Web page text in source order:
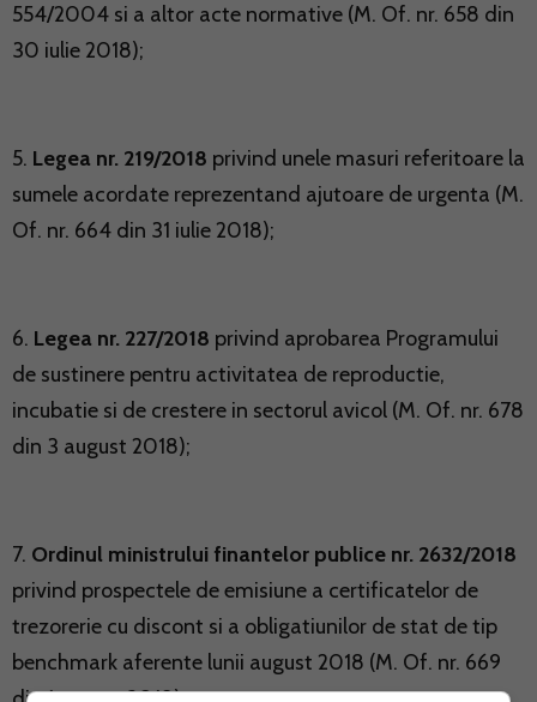
554/2004 si a altor acte normative (M. Of. nr. 658 din
30 iulie 2018);
5. Legea nr. 219/2018 privind unele masuri referitoare la
sumele acordate reprezentand ajutoare de urgenta (M.
Of. nr. 664 din 31 iulie 2018);
6. Legea nr. 227/2018 privind aprobarea Programului
de sustinere pentru activitatea de reproductie,
incubatie si de crestere in sectorul avicol (M. Of. nr. 678
din 3 august 2018);
7. Ordinul ministrului finantelor publice nr. 2632/2018
privind prospectele de emisiune a certificatelor de
trezorerie cu discont si a obligatiunilor de stat de tip
benchmark aferente lunii august 2018 (M. Of. nr. 669